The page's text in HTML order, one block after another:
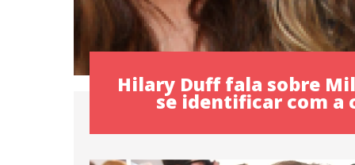
Hilary Duff fala sobre
se identificar com a